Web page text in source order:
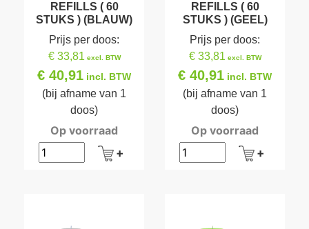
REFILLS ( 60
STUKS ) (BLAUW)
Prijs per doos:
€ 33,81 excl. BTW
€ 40,91 incl. BTW
(bij afname van 1
doos)
Op voorraad
REFILLS ( 60
STUKS ) (GEEL)
Prijs per doos:
€ 33,81 excl. BTW
€ 40,91 incl. BTW
(bij afname van 1
doos)
Op voorraad